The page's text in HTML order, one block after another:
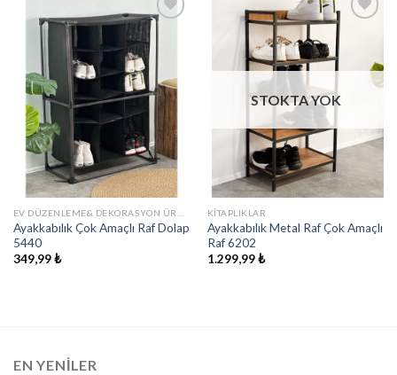
İstek
Listeme
Ayakkabılık Çok Amaçlı Raf Dolap
5440
349,99₺
Listeme
STOKTA YOK
KITAPLIKLAR
Ayakkabılık Metal Raf Çok Amaçlı
Raf 6202
1.299,99₺
EN YENILER